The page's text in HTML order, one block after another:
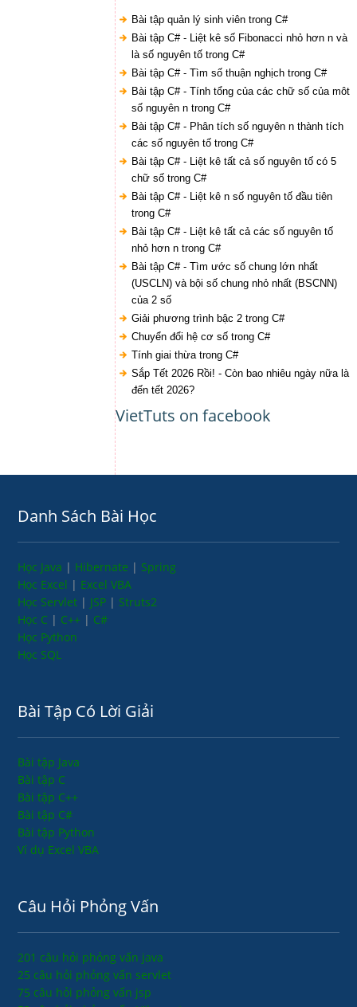
Bài tập quản lý sinh viên trong C#
Bài tập C# - Liệt kê số Fibonacci nhỏ hơn n và
là số nguyên tố trong C#
Bài tập C# - Tìm số thuận nghịch trong C#
Bài tập C# - Tính tổng của các chữ số của môt
số nguyên n trong C#
Bài tập C# - Phân tích số nguyên n thành tích
các số nguyên tố trong C#
Bài tập C# - Liệt kê tất cả số nguyên tố có 5
chữ số trong C#
Bài tập C# - Liệt kê n số nguyên tố đầu tiên
trong C#
Bài tập C# - Liệt kê tất cả các số nguyên tố
nhỏ hơn n trong C#
Bài tập C# - Tìm ước số chung lớn nhất
(USCLN) và bội số chung nhỏ nhất (BSCNN)
của 2 số
Giải phương trình bậc 2 trong C#
Chuyển đổi hệ cơ số trong C#
Tính giai thừa trong C#
Sắp Tết 2026 Rồi! - Còn bao nhiêu ngày nữa là
đến tết 2026?
VietTuts on facebook
Danh Sách Bài Học
Học Java | Hibernate | Spring
Học Excel | Excel VBA
Học Servlet | JSP | Struts2
Học C | C++ | C#
Học Python
Học SQL
Bài Tập Có Lời Giải
Bài tập Java
Bài tập C
Bài tập C++
Bài tập C#
Bài tập Python
Ví dụ Excel VBA
Câu Hỏi Phỏng Vấn
201 câu hỏi phỏng vấn java
25 câu hỏi phỏng vấn servlet
75 câu hỏi phỏng vấn jsp